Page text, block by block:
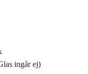
ingår ej)